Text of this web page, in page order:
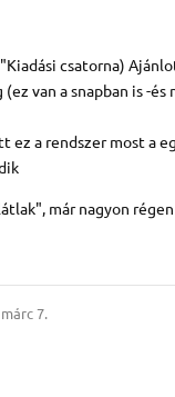
"Kiadási csatorna)
(ez van a snapban is -
ez a rendszer most a
már nagyon
7.